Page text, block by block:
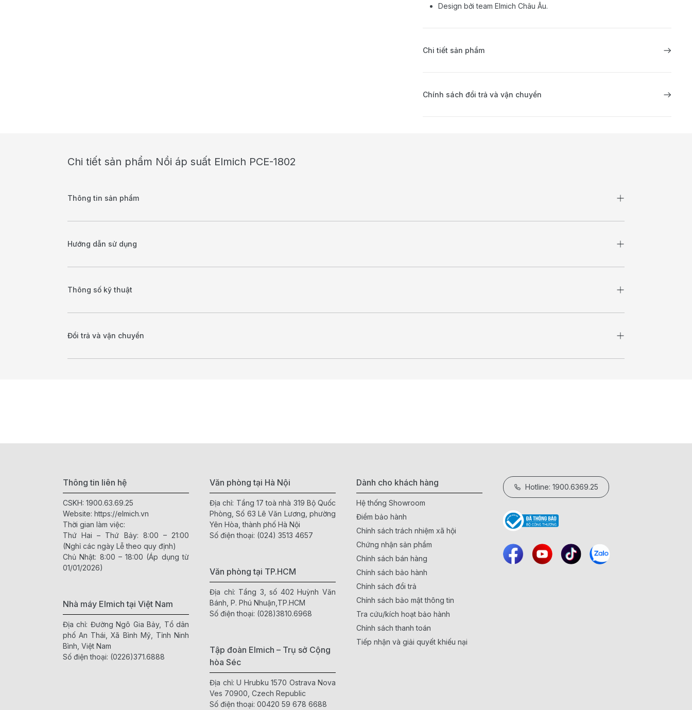
Design bởi team Elmich Châu Âu.
Chi tiết sản phẩm
Chính sách đổi trả và vận chuyển
Chi tiết sản phẩm Nồi áp suất Elmich PCE-1802
Thông tin sản phẩm
Hướng dẫn sử dụng
Thông số kỹ thuật
Đổi trả và vận chuyển
Thông tin liên hệ
CSKH: 1900.63.69.25
Website: https://elmich.vn
Thời gian làm việc:
Thứ Hai – Thứ Bảy: 8:00 – 21:00
(Nghỉ các ngày Lễ theo quy định)
Chủ Nhật: 8:00 – 18:00 (Áp dụng từ
01/01/2026)
Nhà máy Elmich tại Việt Nam
Địa chỉ: Đường Ngô Gia Bảy, Tổ dân
phố An Thái, Xã Bình Mỹ, Tỉnh Ninh
Bình, Việt Nam
Số điện thoại: (0226)371.6888
Văn phòng tại Hà Nội
Địa chỉ: Tầng 17 toà nhà 319 Bộ Quốc
Phòng, Số 63 Lê Văn Lương, phường
Yên Hòa, thành phố Hà Nội
Số điện thoại: (024) 3513 4657
Văn phòng tại TP.HCM
Địa chỉ: Tầng 3, số 402 Huỳnh Văn
Bánh, P. Phú Nhuận,TP.HCM
Số điện thoại: (028)3810.6968
Tập đoàn Elmich – Trụ sở Cộng
hòa Séc
Địa chỉ: U Hrubku 1570 Ostrava Nova
Ves 70900, Czech Republic
Số điện thoại: 00420 59 678 6688
Dành cho khách hàng
Hệ thống Showroom
Điểm bảo hành
Chính sách trách nhiệm xã hội
Chứng nhận sản phẩm
Chính sách bán hàng
Chính sách bảo hành
Chính sách đổi trả
Chính sách bảo mật thông tin
Tra cứu/kích hoạt bảo hành
Chính sách thanh toán
Tiếp nhận và giải quyết khiếu nại
Hotline: 1900.6369.25